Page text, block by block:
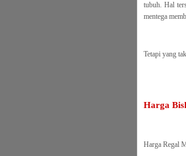
tubuh. Hal
mentega
Tetapi yang
Harga
Harga Regal